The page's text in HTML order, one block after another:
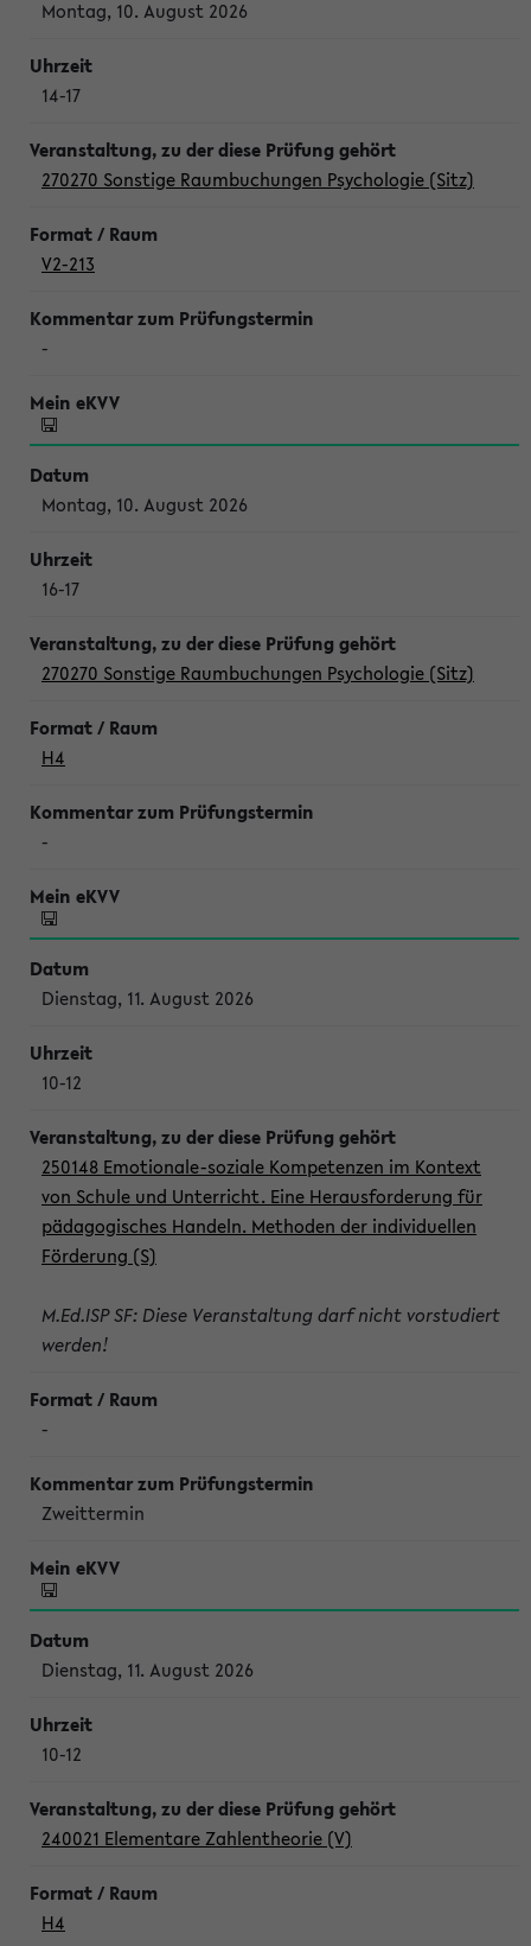
Montag, 10. August 2026
14-17
270270 Sonstige Raumbuchungen Psychologie (Sitz)
V2-213
-
Montag, 10. August 2026
16-17
270270 Sonstige Raumbuchungen Psychologie (Sitz)
H4
-
Dienstag, 11. August 2026
10-12
250148 Emotionale-soziale Kompetenzen im Kontext
von Schule und Unterricht. Eine Herausforderung für
pädagogisches Handeln. Methoden der individuellen
Förderung (S)
M.Ed.ISP SF: Diese Veranstaltung darf nicht vorstudiert
werden!
-
Zweittermin
Dienstag, 11. August 2026
10-12
240021 Elementare Zahlentheorie (V)
H4